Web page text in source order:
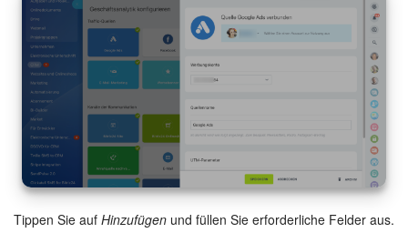
Drive
Webmail
Buchung
KI in Bitrix24
Tippen Sie auf Hinzufügen und füllen Sie erforderliche Felder aus.